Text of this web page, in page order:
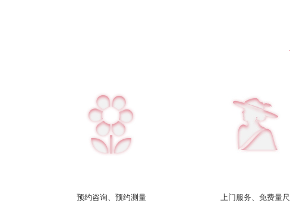
预约咨询、预约测量 上门服务、免费量尺